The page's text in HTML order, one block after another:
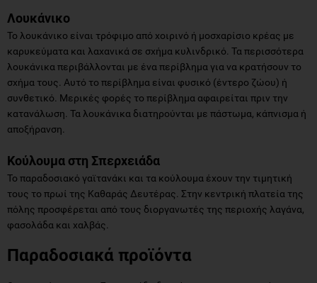
Λουκάνικο
Το λουκάνικο είναι τρόφιμο από χοιρινό ή μοσχαρίσιο κρέας με
καρυκεύματα και λαχανικά σε σχήμα κυλινδρικό. Τα περισσότερα
λουκάνικα περιβάλλονται με ένα περίβλημα για να κρατήσουν το
σχήμα τους. Αυτό το περίβλημα είναι φυσικό (έντερο ζώου) ή
συνθετικό. Μερικές φορές το περίβλημα αφαιρείται πριν την
κατανάλωση. Τα λουκάνικα διατηρούνται με πάστωμα, κάπνισμα ή
αποξήρανση.
Κούλουμα στη Σπερχειάδα
Το παραδοσιακό γαϊτανάκι και τα κούλουμα έχουν την τιμητική
τους το πρωί της Καθαράς Δευτέρας. Στην κεντρική πλατεία της
πόλης προσφέρεται από τους διοργανωτές της περιοχής λαγάνα,
φασολάδα και χαλβάς.
Παραδοσιακά προϊόντα